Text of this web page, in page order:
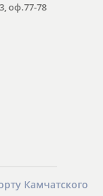
оф.77-78
Камчатского